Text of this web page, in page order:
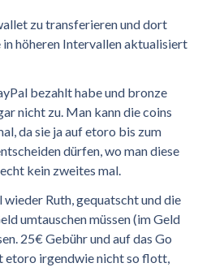
zu transferieren und dort
höheren Intervallen aktualisiert
bezahlt habe und bronze
nicht zu. Man kann die coins
da sie ja auf etoro bis zum
dürfen, wo man diese
kein zweites mal.
wieder Ruth, gequatscht und die
umtauschen müssen (im Geld
25€ Gebühr und auf das Go
etoro irgendwie nicht so flott,